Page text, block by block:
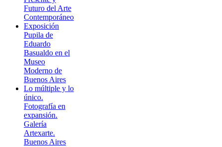
Futuro del Arte
Contemporáneo
Exposición
Pupila de
Eduardo
Basualdo en el
Museo
Moderno de
Buenos Aires
Lo múltiple y lo
único.
Fotografía en
expansión.
Galería
Artexarte.
Buenos Aires